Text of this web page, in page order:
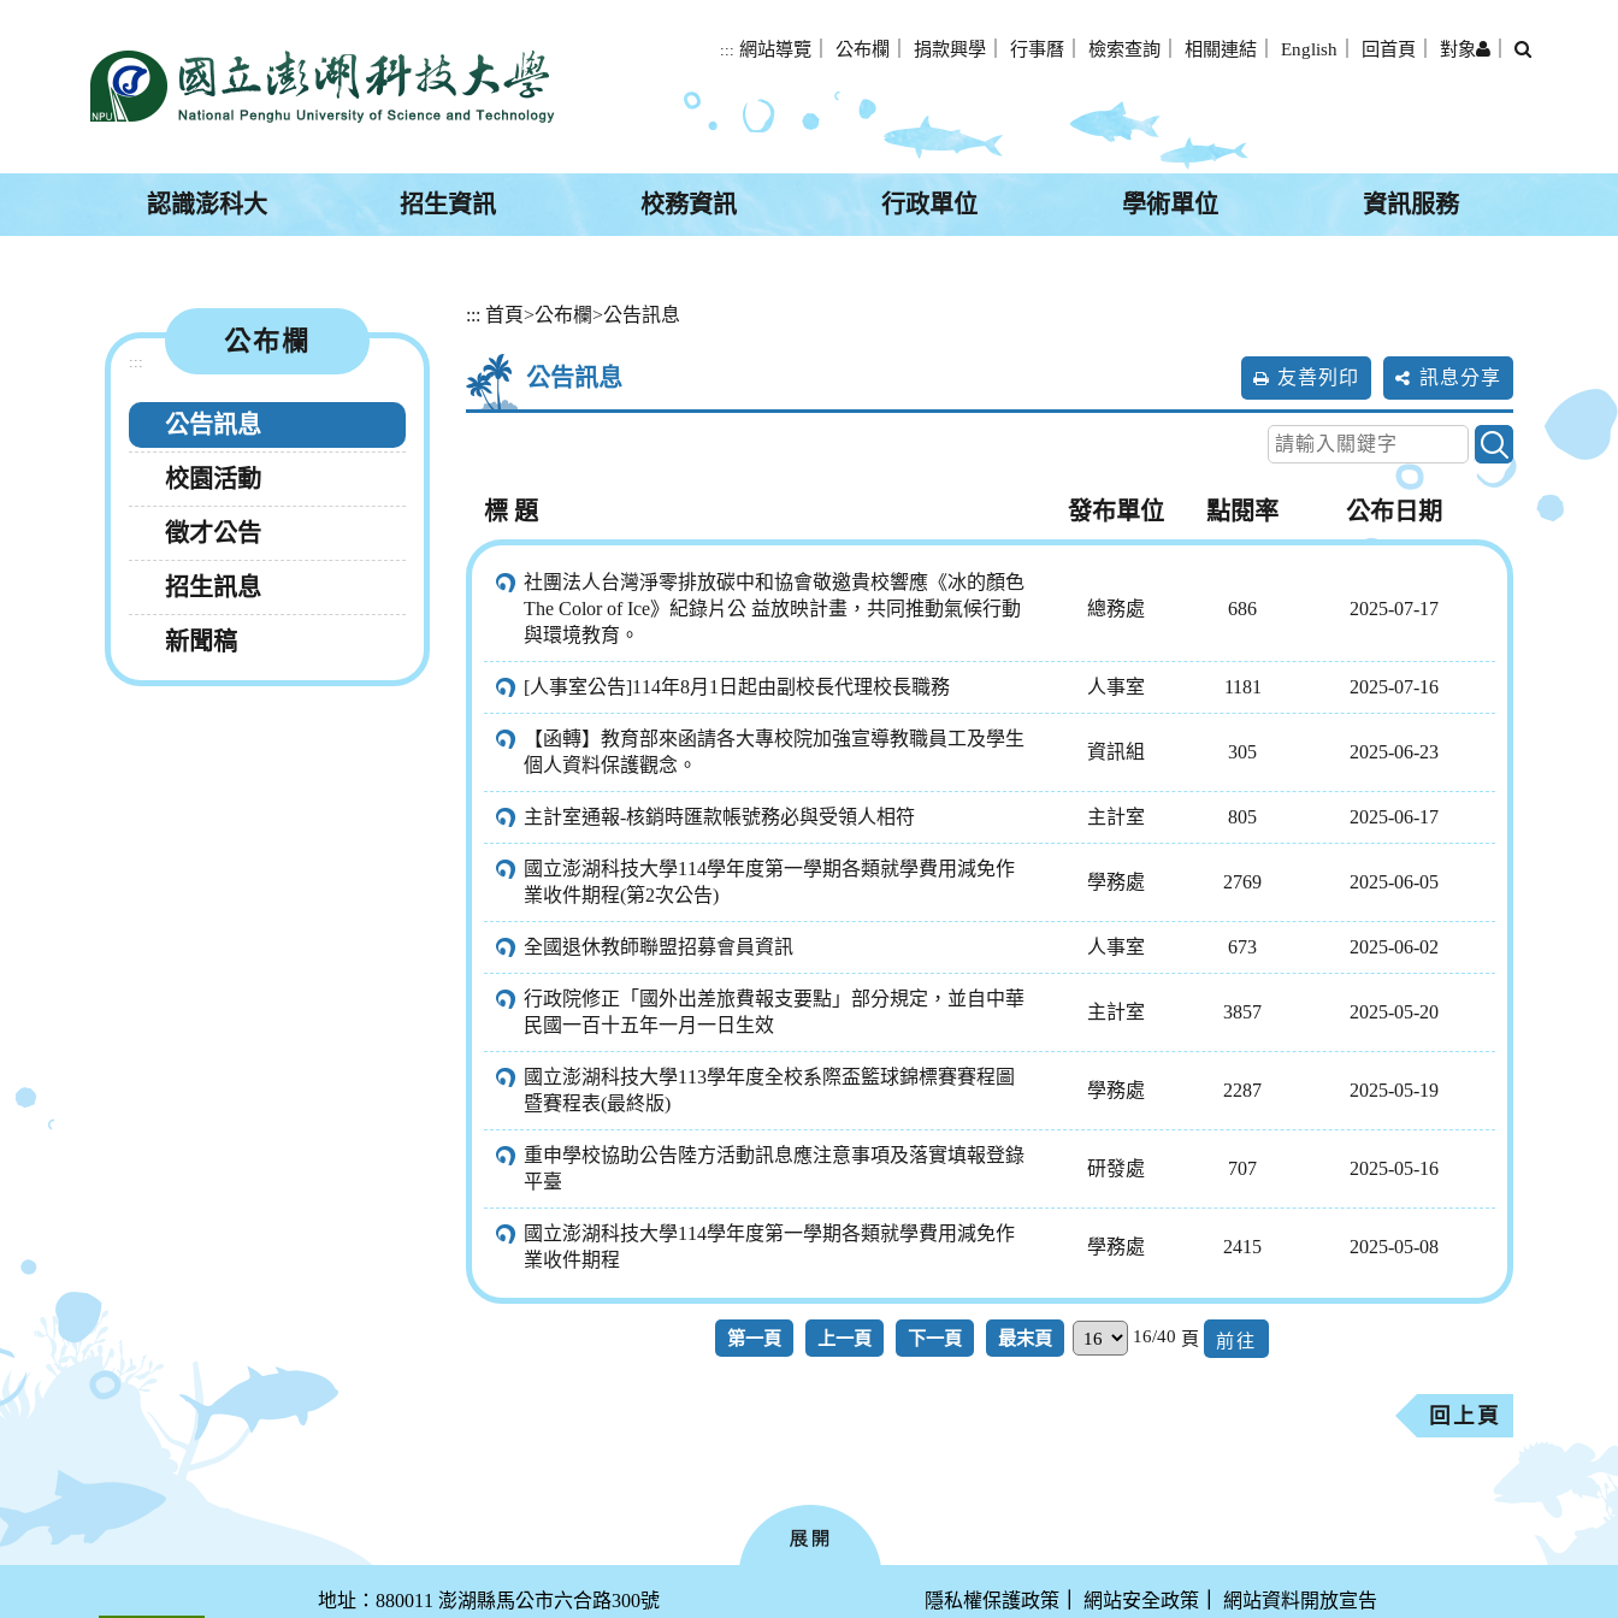
區
::: 網站導覽 公布欄 捐款興學 行事曆 檢索查詢 相關連結 English 回首頁 對象
認識澎科大 招生資訊 校務資訊 行政單位 學術單位 資訊服務
:::
公布欄
公告訊息
校園活動
徵才公告
招生訊息
新聞稿
::: 首頁>公布欄>公告訊息
公告訊息 友善列印 訊息分享
標 題 發布單位 點閱率 公布日期
社團法人台灣淨零排放碳中和協會敬邀貴校響應《冰的顏色
The Color of Ice》紀錄片公 益放映計畫，共同推動氣候行動
與環境教育。
總務處 686 2025-07-17
[人事室公告]114年8月1日起由副校長代理校長職務 人事室 1181 2025-07-16
【函轉】教育部來函請各大專校院加強宣導教職員工及學生
個人資料保護觀念。
資訊組 305 2025-06-23
主計室通報-核銷時匯款帳號務必與受領人相符 主計室 805 2025-06-17
國立澎湖科技大學114學年度第一學期各類就學費用減免作
業收件期程(第2次公告)
學務處 2769 2025-06-05
全國退休教師聯盟招募會員資訊 人事室 673 2025-06-02
行政院修正「國外出差旅費報支要點」部分規定，並自中華
民國一百十五年一月一日生效
主計室 3857 2025-05-20
國立澎湖科技大學113學年度全校系際盃籃球錦標賽賽程圖
暨賽程表(最終版)
學務處 2287 2025-05-19
重申學校協助公告陸方活動訊息應注意事項及落實填報登錄
平臺
研發處 707 2025-05-16
國立澎湖科技大學114學年度第一學期各類就學費用減免作
業收件期程
學務處 2415 2025-05-08
第一頁 上一頁 下一頁 最末頁 16/40 頁
回上頁
地址：880011 澎湖縣馬公市六合路300號 隱私權保護政策 網站安全政策 網站資料開放宣告